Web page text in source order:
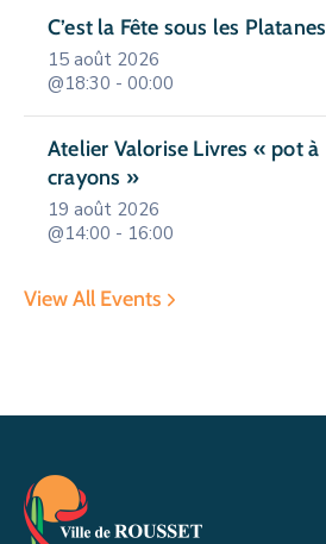
C’est la Fête sous les Platanes
15 août 2026
@18:30 - 00:00
Atelier Valorise Livres « pot à
crayons »
19 août 2026
@14:00 - 16:00
View All Events